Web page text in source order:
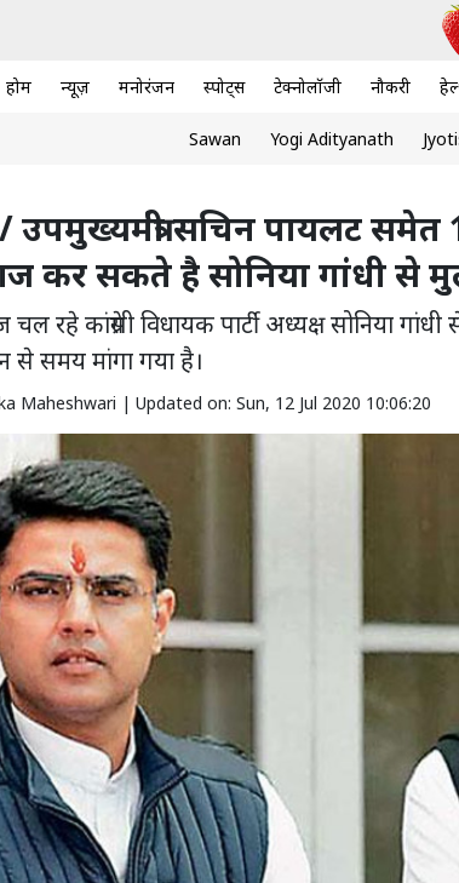
होम न्यूज़ मनोरंजन स्पोर्ट्स टेक्नोलॉजी नौकरी
Sawan Yogi Adityanath
उपमुख्यमंत्री सचिन पायलट
कर सकते है सोनिया गांधी से
चल रहे कांग्रेसी विधायक पार्टी अध्यक्ष सोनिया
समय मांगा गया है।
Maheshwari | Updated on: Sun, 12 Jul 2020 10:06:20